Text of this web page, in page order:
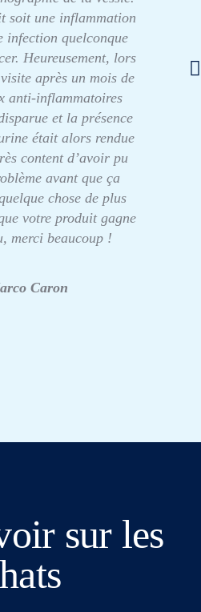
soit une inflammation
infection quelconque
Heureusement, lors
après un mois de
anti-inflammatoires
et la présence
était alors rendue
content d’avoir pu
avant que ça
chose de plus
votre produit gagne
merci beaucoup !
Caron
sur les